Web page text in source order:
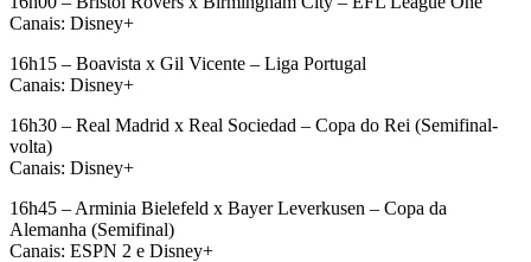
Canais: Disney+
16h15 – Boavista x Gil Vicente – Liga Portugal
Canais: Disney+
16h30 – Real Madrid x Real Sociedad – Copa do Rei (Semifinal-
volta)
Canais: Disney+
16h45 – Arminia Bielefeld x Bayer Leverkusen – Copa da
Alemanha (Semifinal)
Canais: ESPN 2 e Disney+